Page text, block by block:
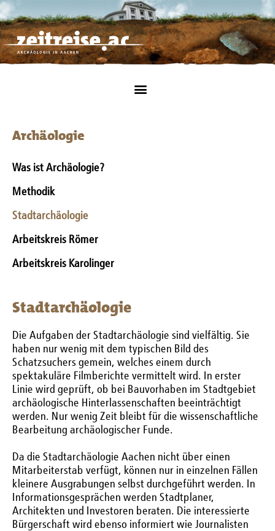
Archäologie
Was ist Archäologie?
Methodik
Stadtarchäologie
Arbeitskreis Römer
Arbeitskreis Karolinger
Stadtarchäologie
Die Aufgaben der Stadtarchäologie sind vielfältig. Sie
haben nur wenig mit dem typischen Bild des
Schatzsuchers gemein, welches einem durch
spektakuläre Filmberichte vermittelt wird. In erster
Linie wird geprüft, ob bei Bauvorhaben im Stadtgebiet
archäologische Hinterlassenschaften beeinträchtigt
werden. Nur wenig Zeit bleibt für die wissenschaftliche
Bearbeitung archäologischer Funde.
Da die Stadtarchäologie Aachen nicht über einen
Mitarbeiterstab verfügt, können nur in einzelnen Fällen
kleinere Ausgrabungen selbst durchgeführt werden. In
Informationsgesprächen werden Stadtplaner,
Architekten und Investoren beraten. Die interessierte
Bürgerschaft wird ebenso informiert wie Journalisten